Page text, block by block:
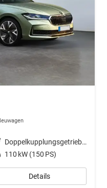
Doppelkupplungsgetriebe (DSG)
110 kW (150 PS)
Details